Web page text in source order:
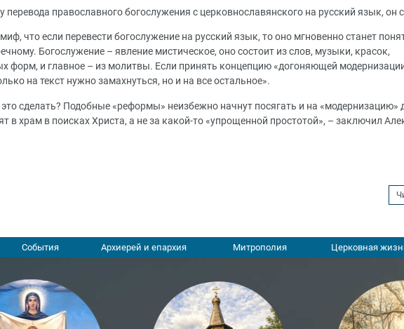
перевода православного богослужения с церковнославянского на русский язык, он
что если перевести богослужение на русский язык, то оно мгновенно станет
Богослужение – явление мистическое, оно состоит из слов, музыки, красок,
форм, и главное – из молитвы. Если принять концепцию «догоняющей
на текст нужно замахнуться, но и на все остальное».
это сделать? Подобные «реформы» неизбежно начнут посягать и на «модернизацию»
в храм в поисках Христа, а не за какой-то «упрощенной простотой», – заключил
События Архиерей и епархия Митрополия Церковная